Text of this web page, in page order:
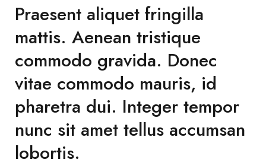
Praesent aliquet fringilla
mattis. Aenean tristique
commodo gravida. Donec
vitae commodo mauris, id
pharetra dui. Integer tempor
nunc sit amet tellus accumsan
lobortis.